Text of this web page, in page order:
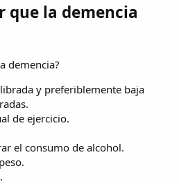
que la demencia
demencia?
y preferiblemente baja
de ejercicio.
el consumo de alcohol.